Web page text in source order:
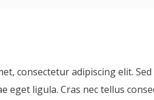
consectetur adipiscing elit.
eget ligula. Cras nec tellus